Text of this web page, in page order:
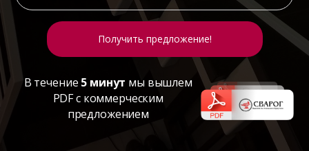
В течение 5 минут мы вышлем
PDF с коммерческим
предложением